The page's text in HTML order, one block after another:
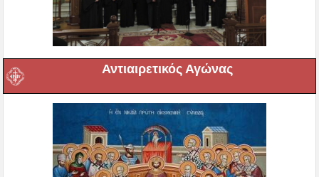
Αντιαιρετικός Αγώνας